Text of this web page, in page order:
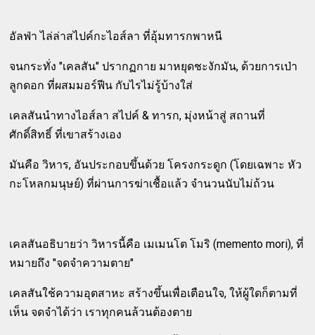
อัลฟ่า ไล่ล่าสไปค์กะไอส์ลา ที่อุ้มทารกพาหนี
จนกระทั่ง "เคลสัน" ปรากฏกาย มาหยุดชะงักมัน, ด้วยการเป่า
ลูกดอก ที่ผสมมอร์ฟีน กับไรไม่รู้บ้างใส่
เคลสันนำทางไอส์ลา สไปค์ & ทารก, มุ่งหน้าสู่ สถานที่
ศักดิ์สิทธิ์ ที่เขาสร้างเอง
มันคือ วิหาร, อันประกอบขึ้นด้วย โครงกระดูก (โดยเฉพาะ หัว
กะโหลกมนุษย์) ที่ผ่านการฆ่าเชื้อแล้ว จำนวนนับไม่ถ้วน
เคลสันอธิบายว่า วิหารนี้คือ เมเมนโต โมริ (memento mori), ที่
หมายถึง "จดจำความตาย"
เคลสันใช้ความอุตสาหะ สร้างขึ้นเพื่อเตือนใจ, ให้ผู้ใดก็ตามที่
เห็น จดจำได้ว่า เราทุกคนล้วนต้องตาย